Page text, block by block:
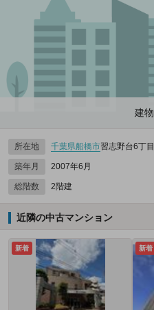
建
所在地 千葉県船橋市習志野台6丁
築年月 2007年6月
総階数 2階建
近隣の中古マンション
新着 新着